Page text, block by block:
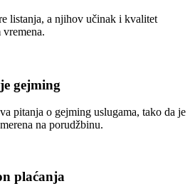
listanja, a njihov učinak i kvalitet
gejming
pitanja o gejming uslugama, tako da je
na porudžbinu.
plaćanja